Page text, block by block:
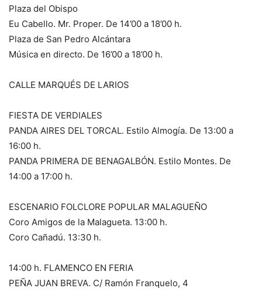
Plaza del Obispo
Eu Cabello. Mr. Proper. De 14’00 a 18’00 h.
Plaza de San Pedro Alcántara
Música en directo. De 16’00 a 18’00 h.
CALLE MARQUÉS DE LARIOS
FIESTA DE VERDIALES
PANDA AIRES DEL TORCAL. Estilo Almogía. De 13:00 a
16:00 h.
PANDA PRIMERA DE BENAGALBÓN. Estilo Montes. De
14:00 a 17:00 h.
ESCENARIO FOLCLORE POPULAR MALAGUEÑO
Coro Amigos de la Malagueta. 13:00 h.
Coro Cañadú. 13:30 h.
14:00 h. FLAMENCO EN FERIA
PEÑA JUAN BREVA. C/ Ramón Franquelo, 4